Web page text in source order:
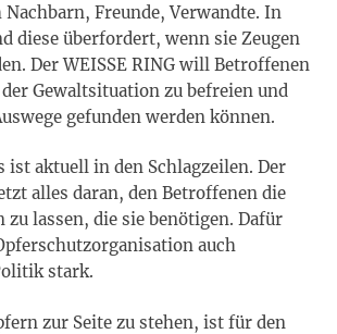
Nachbarn, Freunde, Verwandte. In
diese überfordert, wenn sie Zeugen
Der WEISSE RING will Betroffenen
Gewaltsituation zu befreien und
gefunden werden können.
ist aktuell in den Schlagzeilen. Der
alles daran, den Betroffenen die
lassen, die sie benötigen. Dafür
auch
stark.
zur Seite zu stehen, ist für den